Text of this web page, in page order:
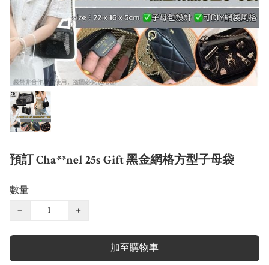
預訂 Cha**nel 25s Gift 黑金網格方型子母袋
數量
−
+
加至購物車